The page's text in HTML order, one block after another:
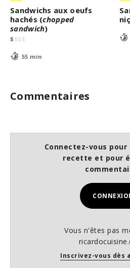
Sandwichs aux oeufs
hachés (chopped
sandwich)
$ $$ $
55 min
Commentaires
Connectez-vous
recette et pour
Vous n'êtes pas
Inscrivez-vous dès